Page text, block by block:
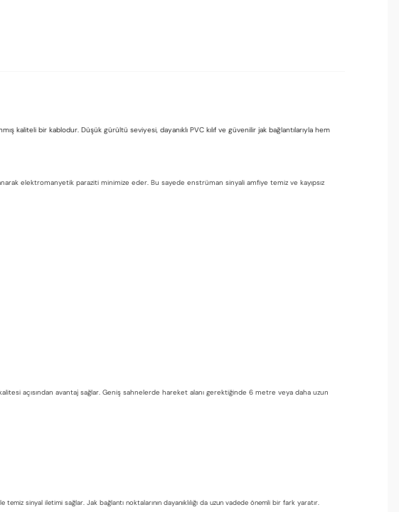
kaliteli bir kablodur. Düşük gürültü seviyesi, dayanıklı PVC kılıf ve güvenilir jak bağlantılarıyla hem
elektromanyetik paraziti minimize eder. Bu sayede enstrüman sinyali amfiye temiz ve kayıpsız
açısından avantaj sağlar. Geniş sahnelerde hareket alanı gerektiğinde 6 metre veya daha uzun
sinyal iletimi sağlar. Jak bağlantı noktalarının dayanıklılığı da uzun vadede önemli bir fark yaratır.